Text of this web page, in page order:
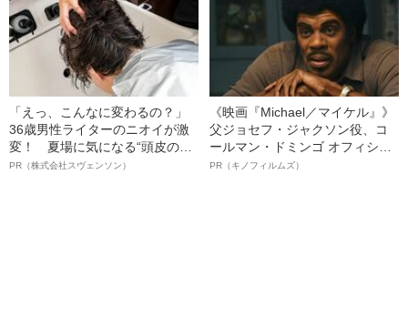
「えっ、こんなに変わるの？」
36歳男性ライターのニオイが激
変！ 夏場に気になる“頭皮のニ
オイ”や“ベタつき”を解消す
PR（株式会社スヴェンソン）
《映画『Michael／マイケル』》
父ジョセフ・ジャクソン役、コ
ールマン・ドミンゴ オフィシャ
ルインタビュー“観客を魅了した
PR（キノフィルムズ）